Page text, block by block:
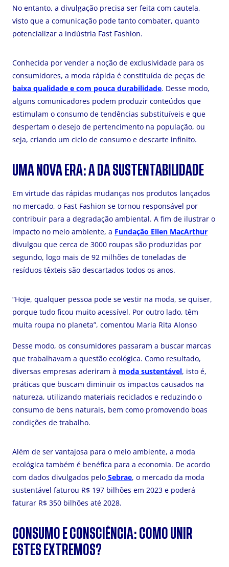
No entanto, a divulgação precisa ser feita com cautela,
visto que a comunicação pode tanto combater, quanto
potencializar a indústria Fast Fashion.
Conhecida por vender a noção de exclusividade para os
consumidores, a moda rápida é constituída de peças de
baixa qualidade e com pouca durabilidade. Desse modo,
alguns comunicadores podem produzir conteúdos que
estimulam o consumo de tendências substituíveis e que
despertam o desejo de pertencimento na população, ou
seja, criando um ciclo de consumo e descarte infinito.
UMA NOVA ERA: A DA SUSTENTABILIDADE
Em virtude das rápidas mudanças nos produtos lançados
no mercado, o Fast Fashion se tornou responsável por
contribuir para a degradação ambiental. A fim de ilustrar o
impacto no meio ambiente, a Fundação Ellen MacArthur
divulgou que cerca de 3000 roupas são produzidas por
segundo, logo mais de 92 milhões de toneladas de
resíduos têxteis são descartados todos os anos.
“Hoje, qualquer pessoa pode se vestir na moda, se quiser,
porque tudo ficou muito acessível. Por outro lado, têm
muita roupa no planeta”, comentou Maria Rita Alonso
Desse modo, os consumidores passaram a buscar marcas
que trabalhavam a questão ecológica. Como resultado,
diversas empresas aderiram à moda sustentável, isto é,
práticas que buscam diminuir os impactos causados na
natureza, utilizando materiais reciclados e reduzindo o
consumo de bens naturais, bem como promovendo boas
condições de trabalho.
Além de ser vantajosa para o meio ambiente, a moda
ecológica também é benéfica para a economia. De acordo
com dados divulgados pelo Sebrae, o mercado da moda
sustentável faturou R$ 197 bilhões em 2023 e poderá
faturar R$ 350 bilhões até 2028.
CONSUMO E CONSCIÊNCIA: COMO UNIR
ESTES EXTREMOS?